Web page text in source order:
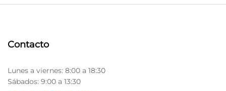
Contacto
Lunes a viernes: 8:00 a 18:30
Sábados: 9:00 a 13:30